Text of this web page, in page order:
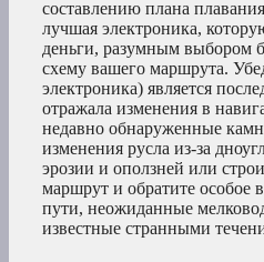
составлению плана
лучшая электроника,
деньги, разумным выбором
схему вашего маршрута.
электроника) является
отражала изменения в
недавно обнаруженные
изменения русла из-за
эрозии и оползней или
маршрут и обратите особое
пути, неожиданные
известные странными